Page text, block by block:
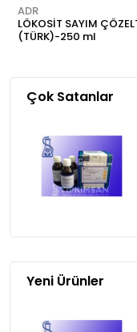
ADR
LÖKOSİT SAYIM
(TÜRK)-250 ml
Çok Satanlar
Yeni Ürünler